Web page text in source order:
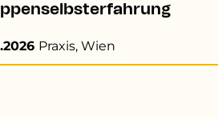
Praxis, Wien